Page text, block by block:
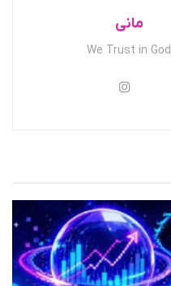
مانی
We Trust in God